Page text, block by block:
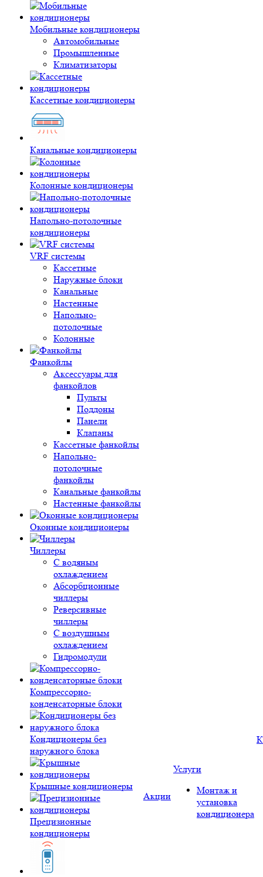
Мобильные кондиционеры
Автомобильные
Промышленные
Климатизаторы
Кассетные кондиционеры
Канальные кондиционеры
Колонные кондиционеры
Напольно-потолочные
кондиционеры
VRF системы
Кассетные
Наружные блоки
Канальные
Настенные
Напольно-
потолочные
Колонные
Фанкойлы
Аксессуары для
фанкойлов
Пульты
Поддоны
Панели
Клапаны
Кассетные фанкойлы
Напольно-
потолочные
фанкойлы
Канальные фанкойлы
Настенные фанкойлы
Оконные кондиционеры
Чиллеры
С водяным
охлаждением
Абсорбционные
чиллеры
Реверсивные
чиллеры
С воздушным
охлаждением
Гидромодули
Компрессорно-
конденсаторные блоки
Кондиционеры без
наружного блока
Крышные кондиционеры
Прецизионные
кондиционеры
Акции
Услуги
Монтаж и
установка
кондиционера